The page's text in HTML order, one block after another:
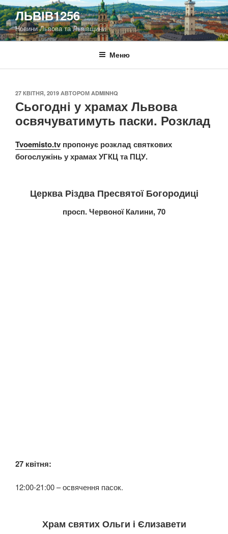
Перейти
до
вмісту
ЛЬВІВ1256
Новини Львова та Львівщини
Меню
ОПУБЛІКОВАНО
27 КВІТНЯ, 2019 АВТОРОМ ADMINHQ
Сьогодні у храмах Львова
освячуватимуть паски. Розклад
Tvoemisto.tv пропонує розклад святкових
богослужінь у храмах УГКЦ та ПЦУ.
Церква Різдва Пресвятої Богородиці
просп. Червоної Калини, 70
27 квітня:
12:00-21:00 – освячення пасок.
Храм святих Ольги і Єлизавети